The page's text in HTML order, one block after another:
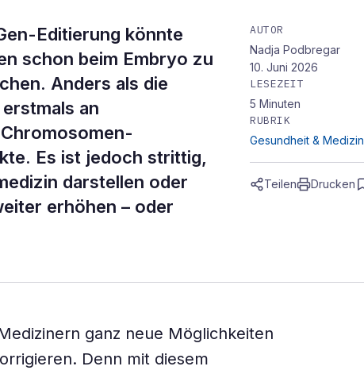
Editierung könnte
schon beim Embryo zu
Anders als die
an
Es ist jedoch strittig,
darstellen oder
erhöhen – oder
AUTOR
Nadja Podbregar
10. Juni 2026
LESEZEIT
5 Minuten
RUBRIK
Gesundheit & Medizin
Teilen Drucken
ganz neue Möglichkeiten
Denn mit diesem